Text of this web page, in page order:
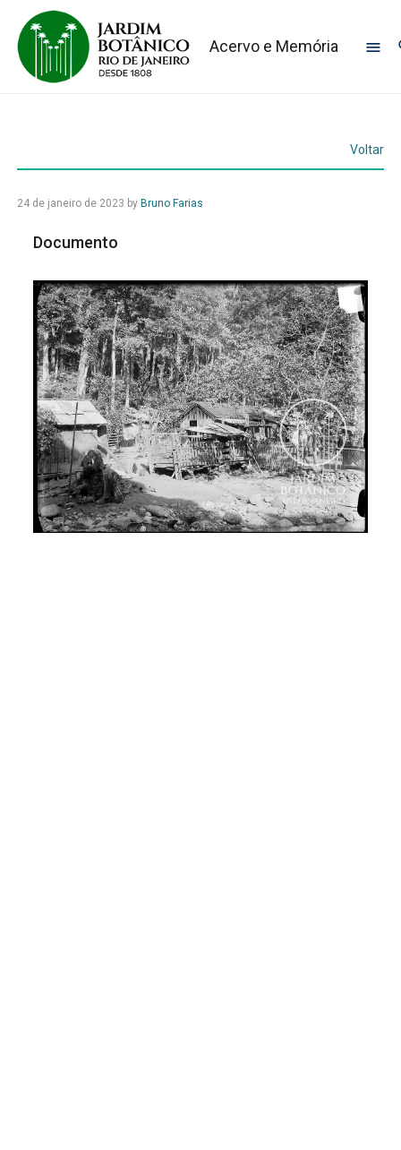
Acervo e Memória
Voltar
24 de janeiro de 2023 by Bruno Farias
Documento